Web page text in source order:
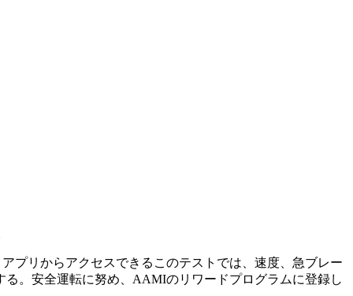
プリからアクセスできるこのテストでは、速度、急ブレー
。安全運転に努め、AAMIのリワードプログラムに登録し